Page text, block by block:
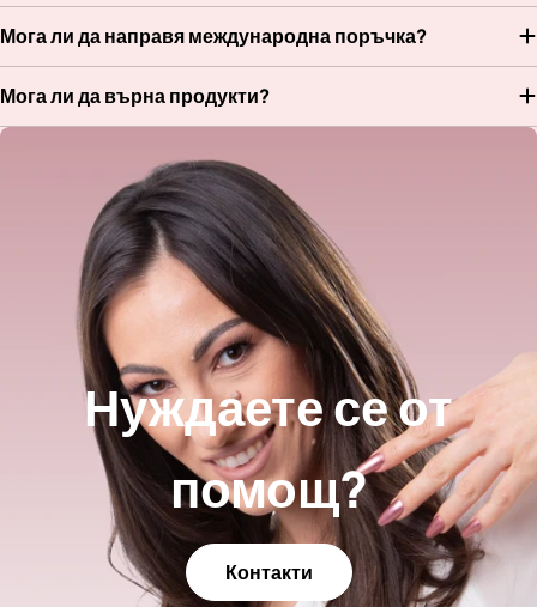
Нуждаете се от
помощ?
Контакти
Мога ли да направя международна поръчка?
Мога ли да върна продукти?